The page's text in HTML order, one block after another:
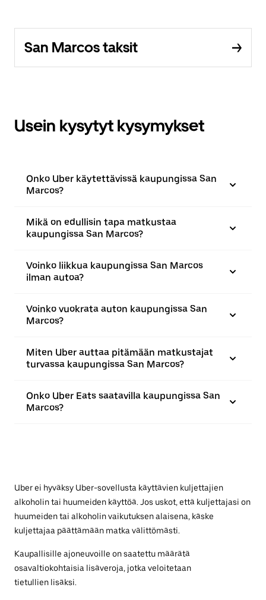
San Marcos taksit
Usein kysytyt kysymykset
Onko Uber käytettävissä kaupungissa San
Marcos?
Mikä on edullisin tapa matkustaa
kaupungissa San Marcos?
Voinko liikkua kaupungissa San Marcos
ilman autoa?
Voinko vuokrata auton kaupungissa San
Marcos?
Miten Uber auttaa pitämään matkustajat
turvassa kaupungissa San Marcos?
Onko Uber Eats saatavilla kaupungissa San
Marcos?
Uber ei hyväksy Uber-sovellusta käyttävien kuljettajien
alkoholin tai huumeiden käyttöä. Jos uskot, että kuljettajasi on
huumeiden tai alkoholin vaikutuksen alaisena, käske
kuljettajaa päättämään matka välittömästi.
Kaupallisille ajoneuvoille on saatettu määrätä
osavaltiokohtaisia lisäveroja, jotka veloitetaan
tietullien lisäksi.